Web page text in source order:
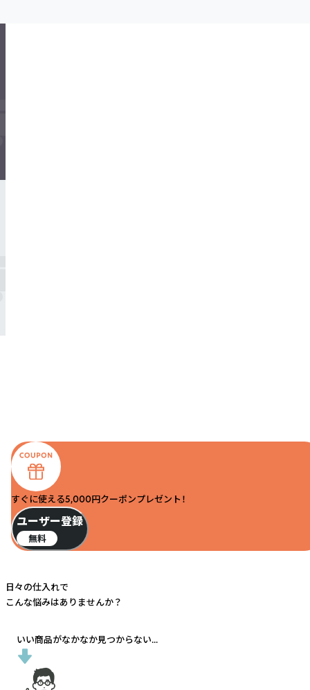
すぐに使える5,000円クーポンプレゼント！
ユーザー登録
無料
日々の仕入れで
こんな悩みはありませんか？
いい商品がなかなか見つからない...